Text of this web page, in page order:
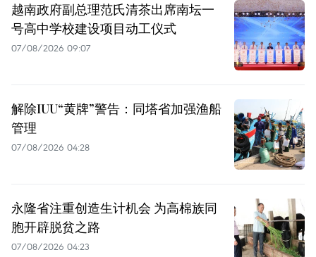
越南政府副总理范氏清茶出席南坛一
号高中学校建设项目动工仪式
07/08/2026 09:07
解除IUU“黄牌”警告：同塔省加强渔船
管理
07/08/2026 04:28
永隆省注重创造生计机会 为高棉族同
胞开辟脱贫之路
07/08/2026 04:23